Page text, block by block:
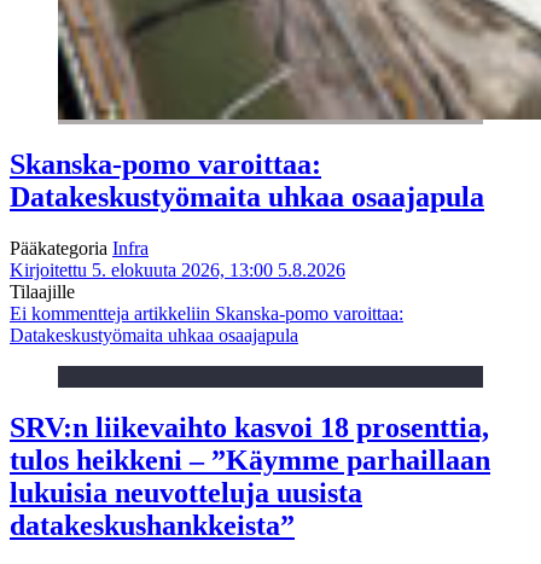
Skanska-pomo varoittaa:
Datakeskustyömaita uhkaa osaajapula
Pääkategoria Infra
Kirjoitettu 5. elokuuta 2026, 13:00 5.8.2026
Tilaajille
Ei kommentteja artikkeliin Skanska-pomo varoittaa:
Datakeskustyömaita uhkaa osaajapula
SRV:n liikevaihto kasvoi 18 prosenttia,
tulos heikkeni – ”Käymme parhaillaan
lukuisia neuvotteluja uusista
datakeskushankkeista”